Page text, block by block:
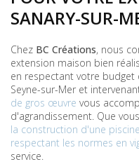
SANARY-SUR-
Chez BC Créations, nous
extension maison bien
en respectant votre budget
Seyne-sur-Mer et
de gros œuvre vous
d'agrandissement. Que
la construction d'une piscine
respectant les normes en
service.